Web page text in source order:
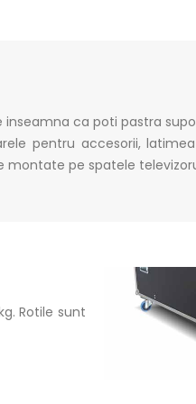
ca poti pastra
pentru accesorii,
montate pe spatele
Rotile sunt